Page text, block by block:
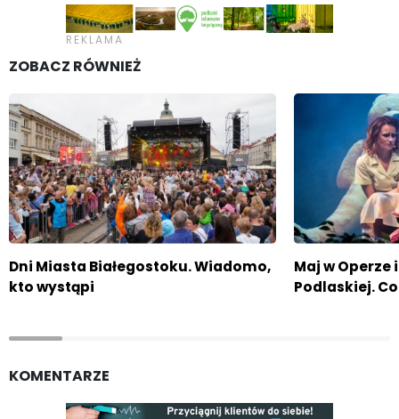
ZOBACZ RÓWNIEŻ
Dni Miasta Białegostoku. Wiadomo,
kto wystąpi
Maj w
Podlaskiej.
KOMENTARZE